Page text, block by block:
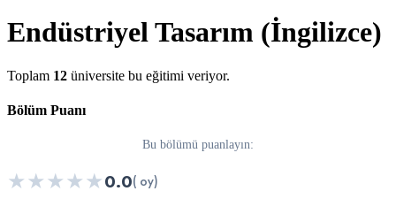
Endüstriyel Tasarım (İngilizce)
Toplam 12 üniversite bu eğitimi veriyor.
Bölüm Puanı
Bu bölümü puanlayın:
★★★★★0.0( oy)